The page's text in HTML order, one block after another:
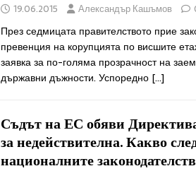
19.06.2015 Александър Кашъмов
През седмицата правителството прие
превенция на корупцията по висшите
заявка за по-голяма прозрачност на
държавни дъжности. Успоредно […]
Съдът на ЕС обяви
за недействителна. Какво
националните